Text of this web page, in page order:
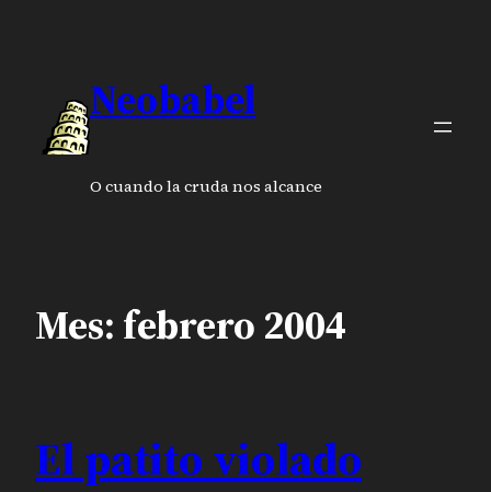
contenidoNeobabel
O cuando la cruda nos alcance
Mes: febrero 2004
El patito violado